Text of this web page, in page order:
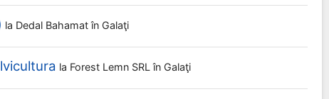
la Dedal Bahamat în Galaţi
la Forest Lemn SRL în Galaţi